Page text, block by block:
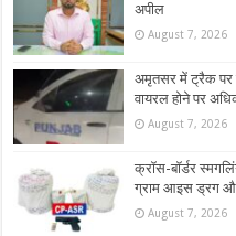
अपील
August 7, 2026
अमृतसर में ट्रैक पर
वायरल होने पर
August 7, 2026
क्रॉस-बॉर्डर
ग्राम आइस ड्रग
August 7, 2026